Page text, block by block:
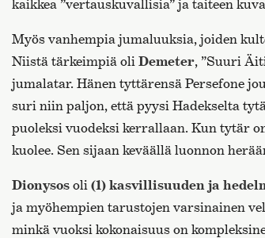
kaikkea ”vertauskuvallisia” ja taiteen
Myös vanhempia jumaluuksia, joiden
Niistä tärkeimpiä oli Demeter, ”Suuri
jumalatar. Hänen tyttärensä Persefone
suri niin paljon, että pyysi Hadekselta
puoleksi vuodeksi kerrallaan. Kun tytär
kuolee. Sen sijaan keväällä luonnon
Dionysos oli (1) kasvillisuuden ja
ja myöhempien tarustojen varsinainen
minkä vuoksi kokonaisuus on